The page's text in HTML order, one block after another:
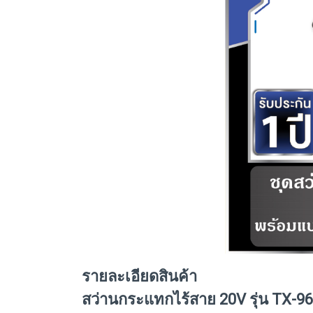
รายละเอียดสินค้า
สว่านกระแทกไร้สาย 20V รุ่น TX-